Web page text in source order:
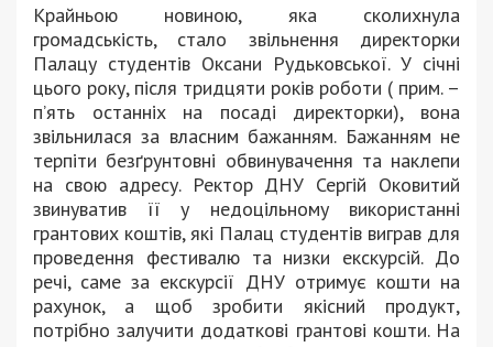
Крайньою новиною, яка сколихнула
громадськість, стало звільнення директорки
Палацу студентів Оксани Рудьковської. У січні
цього року, після тридцяти років роботи ( прим. –
п’ять останніх на посаді директорки), вона
звільнилася за власним бажанням. Бажанням не
терпіти безґрунтовні обвинувачення та наклепи
на свою адресу. Ректор ДНУ Сергій Оковитий
звинуватив її у недоцільному використанні
грантових коштів, які Палац студентів виграв для
проведення фестивалю та низки екскурсій. До
речі, саме за екскурсії ДНУ отримує кошти на
рахунок, а щоб зробити якісний продукт,
потрібно залучити додаткові грантові кошти. На